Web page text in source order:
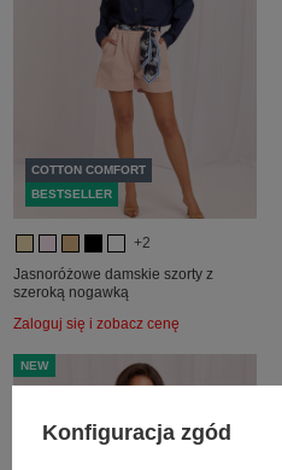
COTTON COMFORT
BESTSELLER
+2
Jasnoróżowe damskie szorty z
szeroką nogawką
Zaloguj się i zobacz cenę
NEW
Konfiguracja zgód